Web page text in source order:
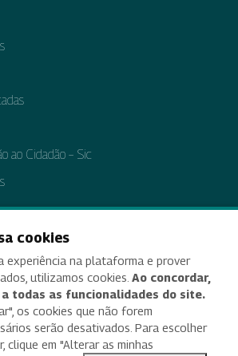
ao Cidadão – Sic
Pessoais
de Contas
Acessibilidade
cookies
experiência na plataforma e prover
utilizamos cookies. Ao concordar,
todas as funcionalidades do site.
os cookies que não forem
serão desativados. Para escolher
clique em "Alterar as minhas